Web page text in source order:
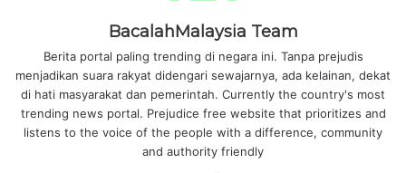
BacalahMalaysia Team
Berita portal paling trending di negara ini. Tanpa prejudis
menjadikan suara rakyat didengari sewajarnya, ada kelainan, dekat
di hati masyarakat dan pemerintah. Currently the country's most
trending news portal. Prejudice free website that prioritizes and
listens to the voice of the people with a difference, community
and authority friendly